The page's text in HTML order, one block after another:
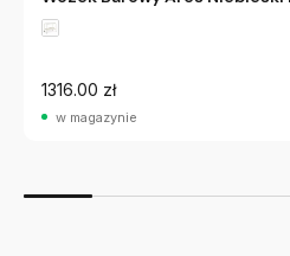
1316.00 zł
w magazynie